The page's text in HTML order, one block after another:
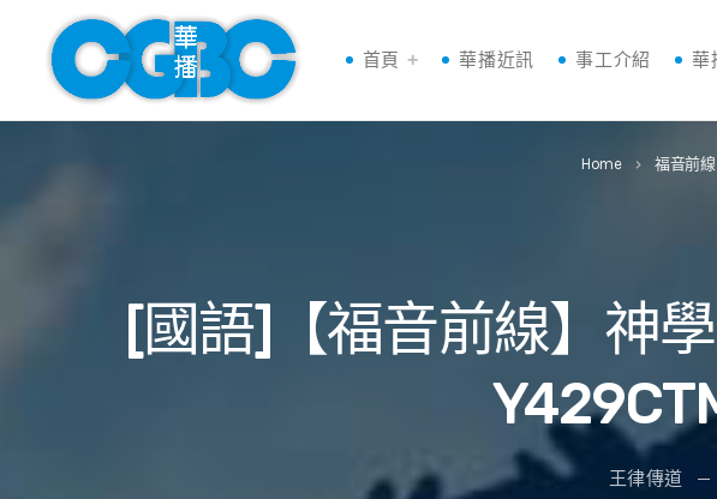
首頁 華播近訊 事工介紹 華
Home keyboard_arrow_right 福音前線
[國語]【福音前線】神
王律傳道